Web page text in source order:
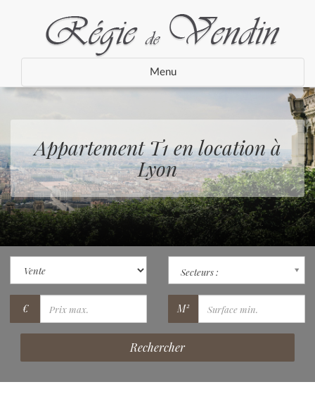
Menu
Appartement T1 en location à
Lyon
Secteurs :
€ M²
Rechercher